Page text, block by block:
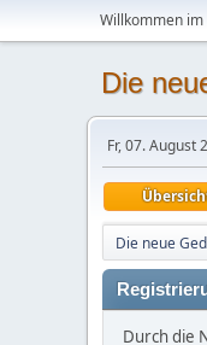
Willkommen im
Die
Fr, 07. August
Die neue
Durch die